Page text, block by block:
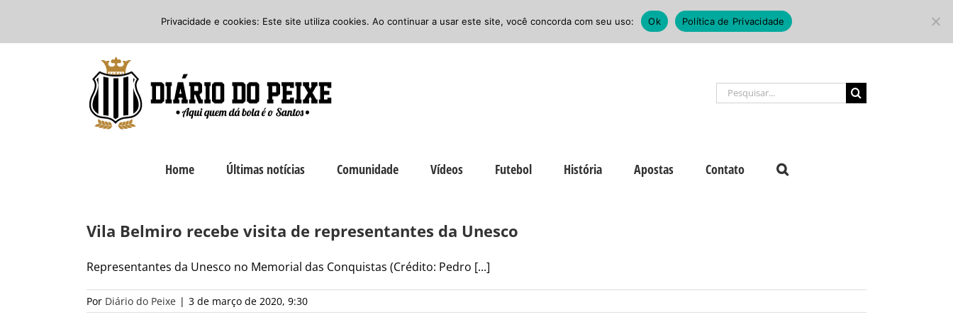
o
Facebook
Instagram
Buscar
resultados
Home Últimas notícias Comunidade Vídeos Futebol História Apostas Contato
Vila Belmiro recebe visita de representantes da Unesco
Representantes da Unesco no Memorial das Conquistas (Crédito: Pedro [...]
Por Diário do Peixe | 3 de março de 2020, 9:30
Privacidade e cookies: Este site utiliza cookies. Ao continuar a usar este site, você concorda com seu uso: Ok Política de Privacidade